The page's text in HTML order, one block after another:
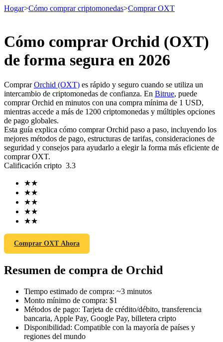
Futuros
Futuros del USDT
Futuros que utilizan USDT como garantía
Futuros COIN-M
TradFi
Derivados de acciones, divisas, metales preciosos y materias
Hogar>Cómo comprar criptomonedas>Comprar OXT
Cómo comprar Orchid (OXT)
de forma segura en 2026
ComprarOrchid (OXT) es rápido y seguro cuando se utiliza un
intercambio de criptomonedas de confianza. En Bitrue, puede
comprar Orchid en minutos con una compra mínima de 1 USD,
mientras accede a más de 1200 criptomonedas y múltiples opciones
de pago globales.
Esta guía explica cómo comprar Orchid paso a paso, incluyendo los
mejores métodos de pago, estructuras de tarifas, consideraciones de
seguridad y consejos para ayudarlo a elegir la forma más eficiente de
comprar OXT.
Calificación cripto 3.3
★★
★★
★★
★★
★★
Comprar OXT Ahora
Resumen de compra de Orchid
Tiempo estimado de compra: ~3 minutos
Monto mínimo de compra: $1
Métodos de pago: Tarjeta de crédito/débito, transferencia
bancaria, Apple Pay, Google Pay, billetera cripto
Disponibilidad: Compatible con la mayoría de países y
regiones del mundo